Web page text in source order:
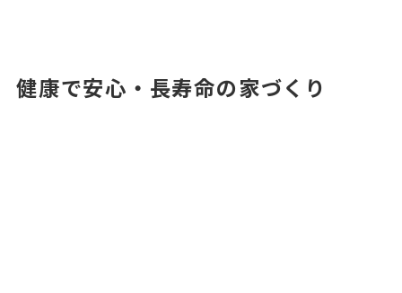
健康で安心・長寿命の家づくり